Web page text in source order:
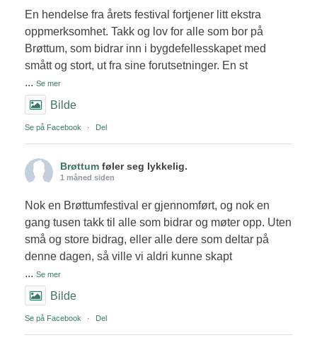
En hendelse fra årets festival fortjener litt ekstra
oppmerksomhet. Takk og lov for alle som bor på
Brøttum, som bidrar inn i bygdefellesskapet med
smått og stort, ut fra sine forutsetninger. En st
... Se mer
Bilde
Se på Facebook · Del
Brøttum føler seg lykkelig.
1 måned siden
Nok en Brøttumfestival er gjennomført, og nok en
gang tusen takk til alle som bidrar og møter opp. Uten
små og store bidrag, eller alle dere som deltar på
denne dagen, så ville vi aldri kunne skapt
... Se mer
Bilde
Se på Facebook · Del